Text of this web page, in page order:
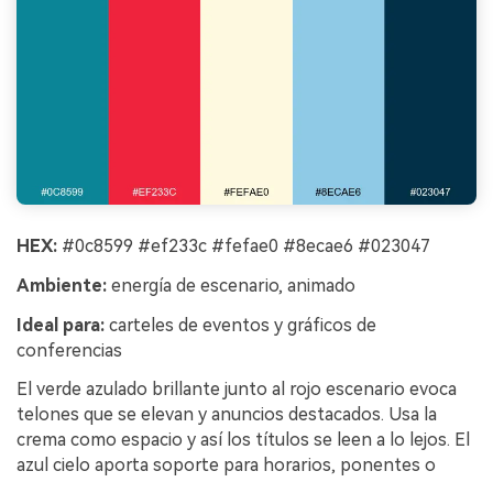
HEX: #0c8599 #ef233c #fefae0 #8ecae6 #023047
Ambiente: energía de escenario, animado
Ideal para: carteles de eventos y gráficos de
conferencias
El verde azulado brillante junto al rojo escenario evoca
telones que se elevan y anuncios destacados. Usa la
crema como espacio y así los títulos se leen a lo lejos. El
azul cielo aporta soporte para horarios, ponentes o